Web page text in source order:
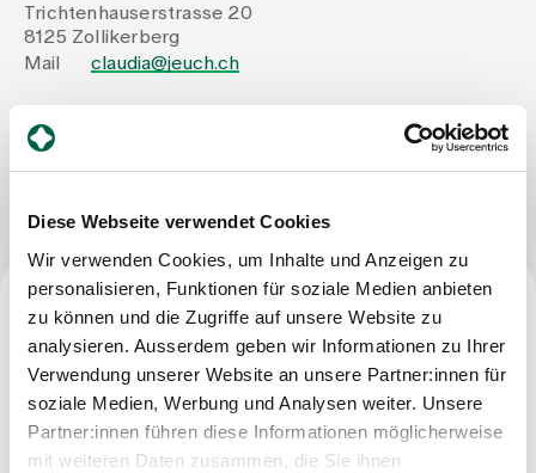
Diese Webseite verwendet Cookies
Wir verwenden Cookies, um Inhalte und Anzeigen zu
personalisieren, Funktionen für soziale Medien anbieten
zu können und die Zugriffe auf unsere Website zu
analysieren. Ausserdem geben wir Informationen zu Ihrer
Verwendung unserer Website an unsere Partner:innen für
soziale Medien, Werbung und Analysen weiter. Unsere
Partner:innen führen diese Informationen möglicherweise
mit weiteren Daten zusammen, die Sie ihnen
Events
Jobs & Karriere
Babygalerie
Blog
Medien
Publikationen
Trichtenhauserstrasse 20
8125 Zollikerberg
Mail
claudia@jeuch.ch
Beruf
Dipl. Hebamme FH